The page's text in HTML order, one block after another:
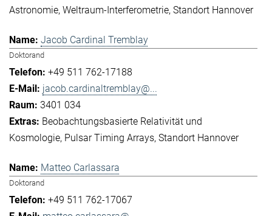
Astronomie Weltraum-Interferometrie Standort Hannover
Jacob Cardinal Tremblay
Doktorand
+49 511 762-17188
jacob.cardinaltremblay@...
3401 034
Beobachtungsbasierte Relativität und
Kosmologie Pulsar Timing Arrays Standort Hannover
Matteo Carlassara
Doktorand
+49 511 762-17067